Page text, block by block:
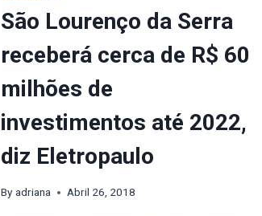
São Lourenço da Serra
receberá cerca de R$ 60
milhões de
investimentos até 2022,
diz Eletropaulo
By adriana Abril 26, 2018